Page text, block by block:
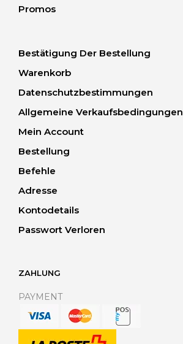
Promos
Bestätigung Der Bestellung
Warenkorb
Datenschutzbestimmungen
Allgemeine Verkaufsbedingungen
Mein Account
Bestellung
Befehle
Adresse
Kontodetails
Passwort Verloren
ZAHLUNG
PAYMENT